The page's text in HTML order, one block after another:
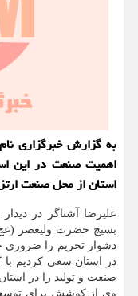
به گزارش خبرگزاری
استان از محل صنعت
علیرضا آشناگر در
بسیج حضرت ولیعصر
دشوار تحریم را ضروری
در استان سعی كردیم با
صنعت و تولید را در
وی از كوشش برای